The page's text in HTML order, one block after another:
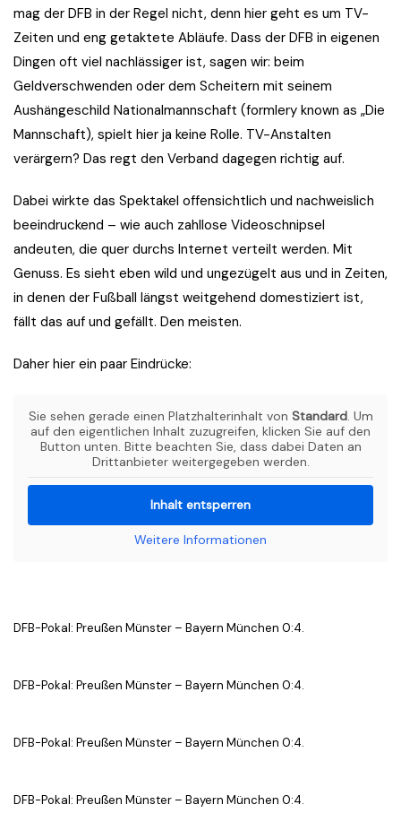
mag der DFB in der Regel nicht, denn hier geht es um TV-
Zeiten und eng getaktete Abläufe. Dass der DFB in eigenen
Dingen oft viel nachlässiger ist, sagen wir: beim
Geldverschwenden oder dem Scheitern mit seinem
Aushängeschild Nationalmannschaft (formlery known as „Die
Mannschaft), spielt hier ja keine Rolle. TV-Anstalten
verärgern? Das regt den Verband dagegen richtig auf.
Dabei wirkte das Spektakel offensichtlich und nachweislich
beeindruckend – wie auch zahllose Videoschnipsel
andeuten, die quer durchs Internet verteilt werden. Mit
Genuss. Es sieht eben wild und ungezügelt aus und in Zeiten,
in denen der Fußball längst weitgehend domestiziert ist,
fällt das auf und gefällt. Den meisten.
Daher hier ein paar Eindrücke:
Sie sehen gerade einen Platzhalterinhalt von Standard. Um
auf den eigentlichen Inhalt zuzugreifen, klicken Sie auf den
Button unten. Bitte beachten Sie, dass dabei Daten an
Drittanbieter weitergegeben werden.
Inhalt entsperren
Weitere Informationen
DFB-Pokal: Preußen Münster – Bayern München 0:4.
DFB-Pokal: Preußen Münster – Bayern München 0:4.
DFB-Pokal: Preußen Münster – Bayern München 0:4.
DFB-Pokal: Preußen Münster – Bayern München 0:4.